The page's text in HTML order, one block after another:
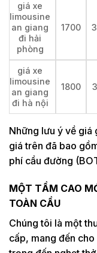
giá xe
limousine
an giang
đi hải
phòng
1700
giá xe
limousine
an giang
đi hà nội
1800
Những lưu ý về giá
giá trên đã bao
phí cầu đường
MỘT TẦM CAO
TOÀN CẦU
Chúng tôi là một
cấp, mang đến